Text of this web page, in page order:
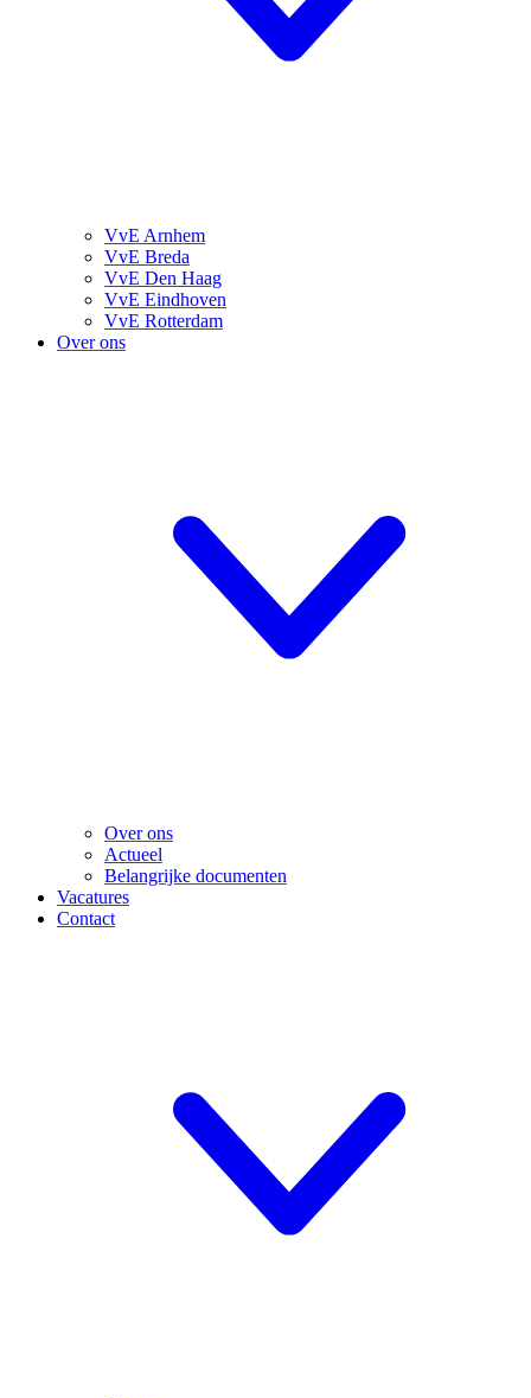
VvE Arnhem
VvE Breda
VvE Den Haag
VvE Eindhoven
VvE Rotterdam
Over ons
Over ons
Actueel
Belangrijke documenten
Vacatures
Contact